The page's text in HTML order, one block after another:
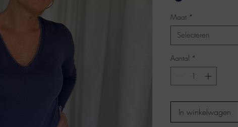
Maat *
Selecteren
Aantal *
In winkelwagen